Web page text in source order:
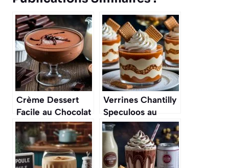
Crème Dessert
Facile au Chocolat
: recette
Onctueuse et
Rapide
Verrines Chantilly
Speculoos au
Caramel : recette
Simple et
Gourmande